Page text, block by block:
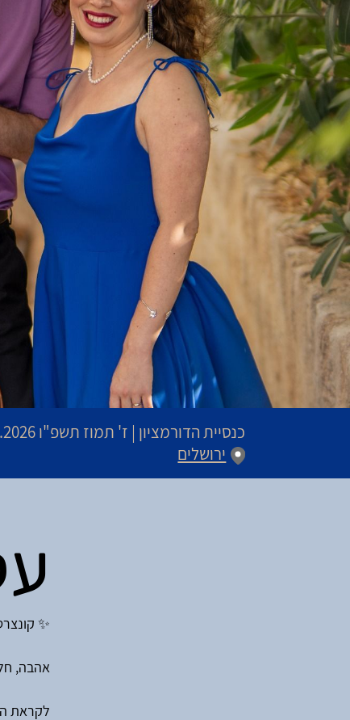
כנסיית הדורמציון | ז' תמוז תשפ"ו22.06.2026 | פתיחת
ירושלים
ע
✨
אהבה,
לקראת